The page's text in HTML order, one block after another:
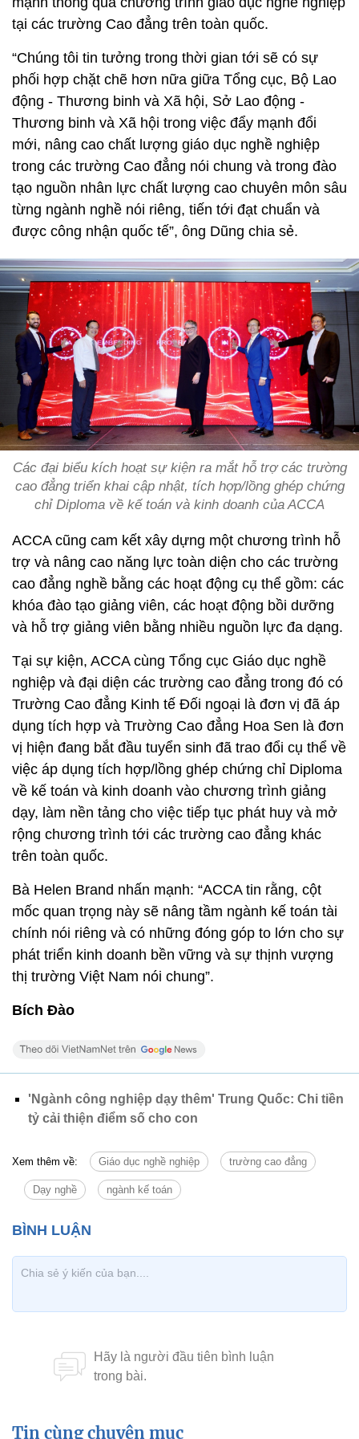
tại các trường Cao đẳng trên toàn quốc.
“Chúng tôi tin tưởng trong thời gian tới sẽ có sự
phối hợp chặt chẽ hơn nữa giữa Tổng cục, Bộ Lao
động - Thương binh và Xã hội, Sở Lao động -
Thương binh và Xã hội trong việc đẩy mạnh đổi
mới, nâng cao chất lượng giáo dục nghề nghiệp
trong các trường Cao đẳng nói chung và trong đào
tạo nguồn nhân lực chất lượng cao chuyên môn sâu
từng ngành nghề nói riêng, tiến tới đạt chuẩn và
được công nhận quốc tế”, ông Dũng chia sẻ.
Các đại biểu kích hoạt sự kiện ra mắt hỗ trợ các trường
cao đẳng triển khai cập nhật, tích hợp/lồng ghép chứng
chỉ Diploma về kế toán và kinh doanh của ACCA
ACCA cũng cam kết xây dựng một chương trình hỗ
trợ và nâng cao năng lực toàn diện cho các trường
cao đẳng nghề bằng các hoạt động cụ thể gồm: các
khóa đào tạo giảng viên, các hoạt động bồi dưỡng
và hỗ trợ giảng viên bằng nhiều nguồn lực đa dạng.
Tại sự kiện, ACCA cùng Tổng cục Giáo dục nghề
nghiệp và đại diện các trường cao đẳng trong đó có
Trường Cao đẳng Kinh tế Đối ngoại là đơn vị đã áp
dụng tích hợp và Trường Cao đẳng Hoa Sen là đơn
vị hiện đang bắt đầu tuyển sinh đã trao đổi cụ thể về
việc áp dụng tích hợp/lồng ghép chứng chỉ Diploma
về kế toán và kinh doanh vào chương trình giảng
dạy, làm nền tảng cho việc tiếp tục phát huy và mở
rộng chương trình tới các trường cao đẳng khác
trên toàn quốc.
Bà Helen Brand nhấn mạnh: “ACCA tin rằng, cột
mốc quan trọng này sẽ nâng tầm ngành kế toán tài
chính nói riêng và có những đóng góp to lớn cho sự
phát triển kinh doanh bền vững và sự thịnh vượng
thị trường Việt Nam nói chung”.
Bích Đào
'Ngành công nghiệp dạy thêm' Trung Quốc: Chi tiền
tỷ cải thiện điểm số cho con
Xem thêm về: Giáo dục nghề nghiệp trường cao đẳng
Dạy nghề ngành kế toán
Tin cùng chuyên mục